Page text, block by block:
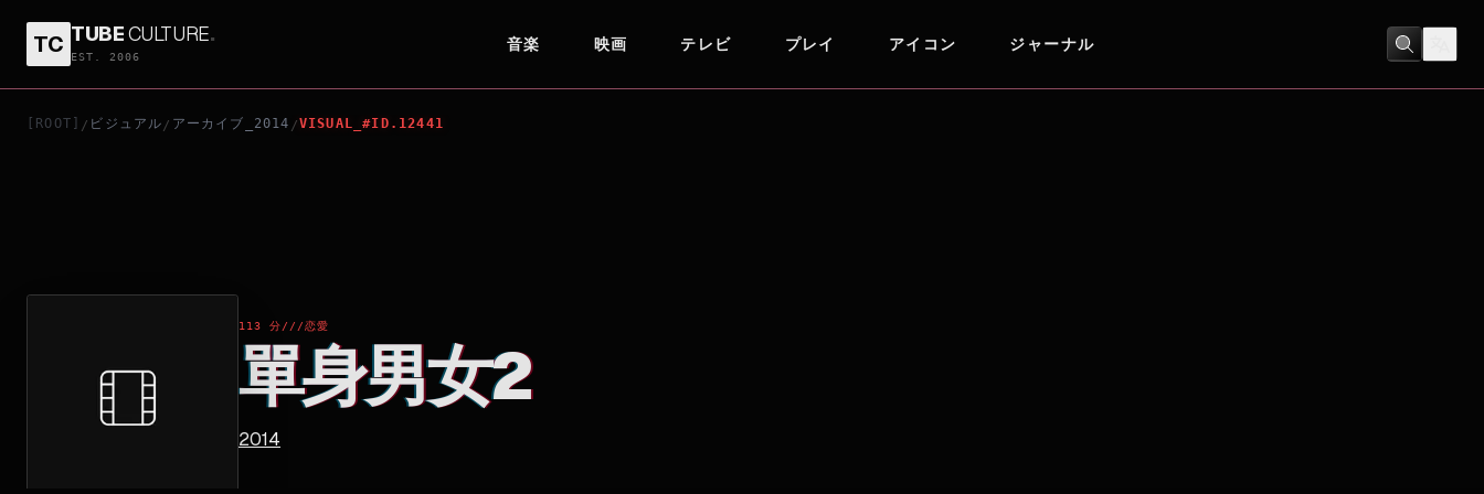
TC TUBECULTURE.
EST. 2006
音楽 映画 テレビ プレイ アイコン ジャーナル
[ROOT] / ビジュアル / アーカイブ_2014 /VISUAL_#ID.12441
113 分///恋愛
單身男女2
2014
單身男女2 恋愛